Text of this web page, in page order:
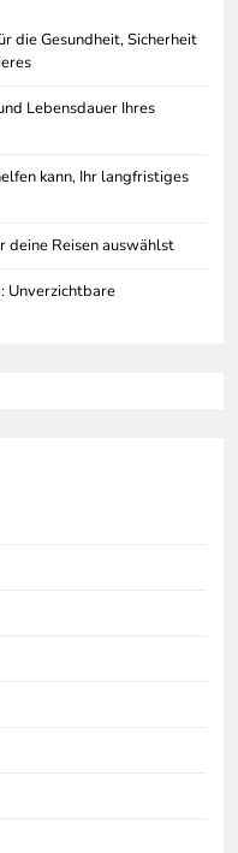
die Gesundheit, Sicherheit
Lebensdauer Ihres
kann, Ihr langfristiges
deine Reisen auswählst
Unverzichtbare